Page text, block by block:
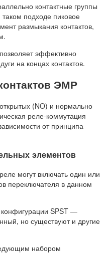
контактные группы
подходе пиковое
размыкания контактов,
эффективно
на концах контактов.
ЭМР
(NO) и нормально
реле-коммутация
от принципа
элементов
могут включать один или
переключателя в данном
SPST —
но существуют и другие
набором